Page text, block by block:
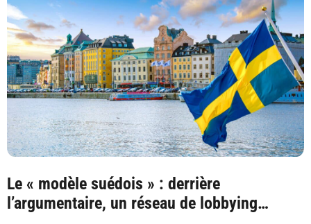
Le « modèle suédois » : derrière
l’argumentaire, un réseau de lobbying